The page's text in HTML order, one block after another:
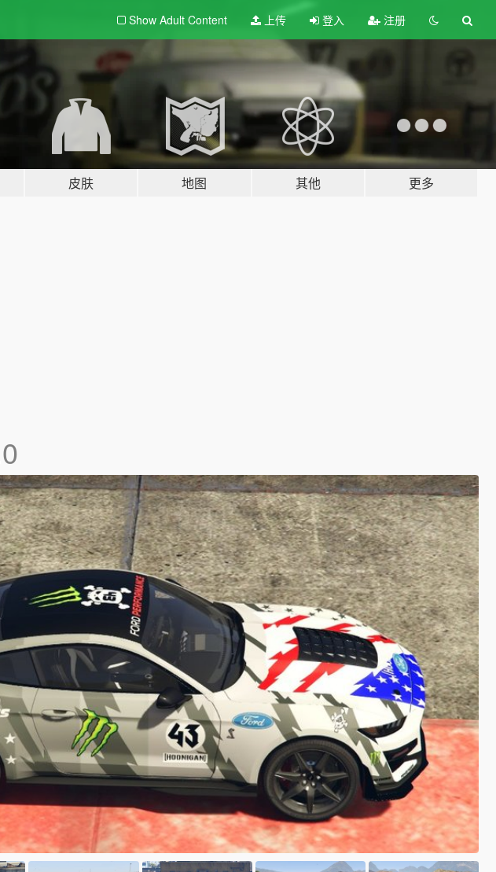
Show Adult Content 上传 登入 注册
皮肤 地图 其他 更多